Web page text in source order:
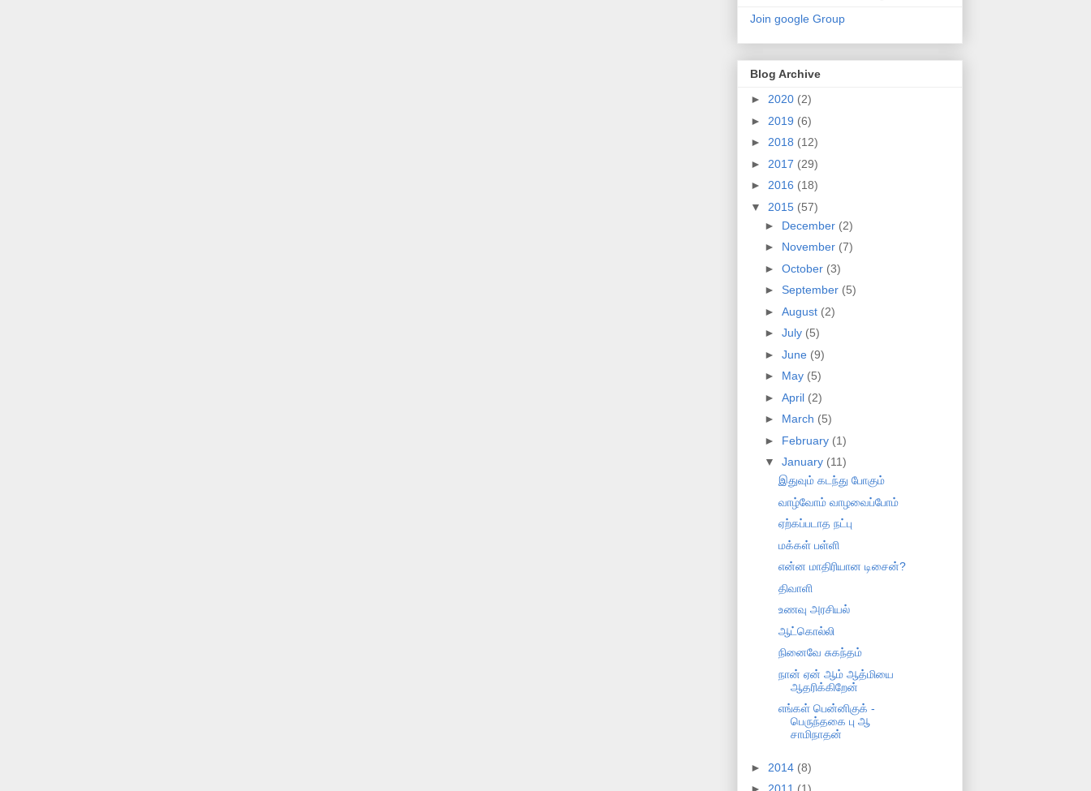
Join google Group
Blog Archive
► 2020 (2)
► 2019 (6)
► 2018 (12)
► 2017 (29)
► 2016 (18)
▼ 2015 (57)
► December (2)
► November (7)
► October (3)
► September (5)
► August (2)
► July (5)
► June (9)
► May (5)
► April (2)
► March (5)
► February (1)
▼ January (11)
இதுவும் கடந்து போகும்
வாழ்வோம் வாழவைப்போம்
ஏற்கப்படாத நட்பு
மக்கள் பள்ளி
என்ன மாதிரியான டிசைன்?
திவாளி
உணவு அரசியல்
ஆட்கொல்லி
நினைவே சுகந்தம்
நான் ஏன் ஆம் ஆத்மியை
ஆதரிக்கிறேன்
எங்கள் பென்னிகுக் -
பெருந்தகை பு ஆ
சாமிநாதன்
► 2014 (8)